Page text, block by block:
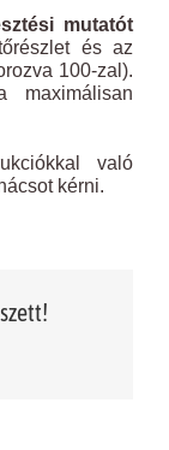
mutatót
és az
100-zal).
maximálisan
való
kérni.